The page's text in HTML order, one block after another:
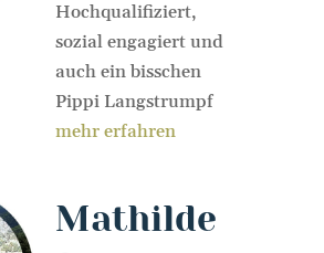
Hochqualifiziert,
sozial engagiert und
auch ein bisschen
Pippi Langstrumpf
mehr erfahren
Mathilde